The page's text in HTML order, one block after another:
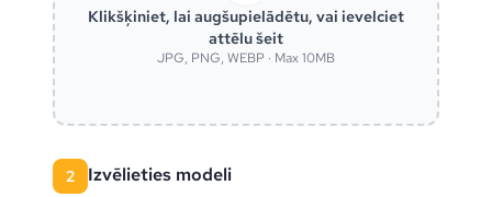
Klikšķiniet, lai augšupielādētu, vai ievelciet
attēlu šeit
JPG, PNG, WEBP · Max 10MB
2 Izvēlieties modeli